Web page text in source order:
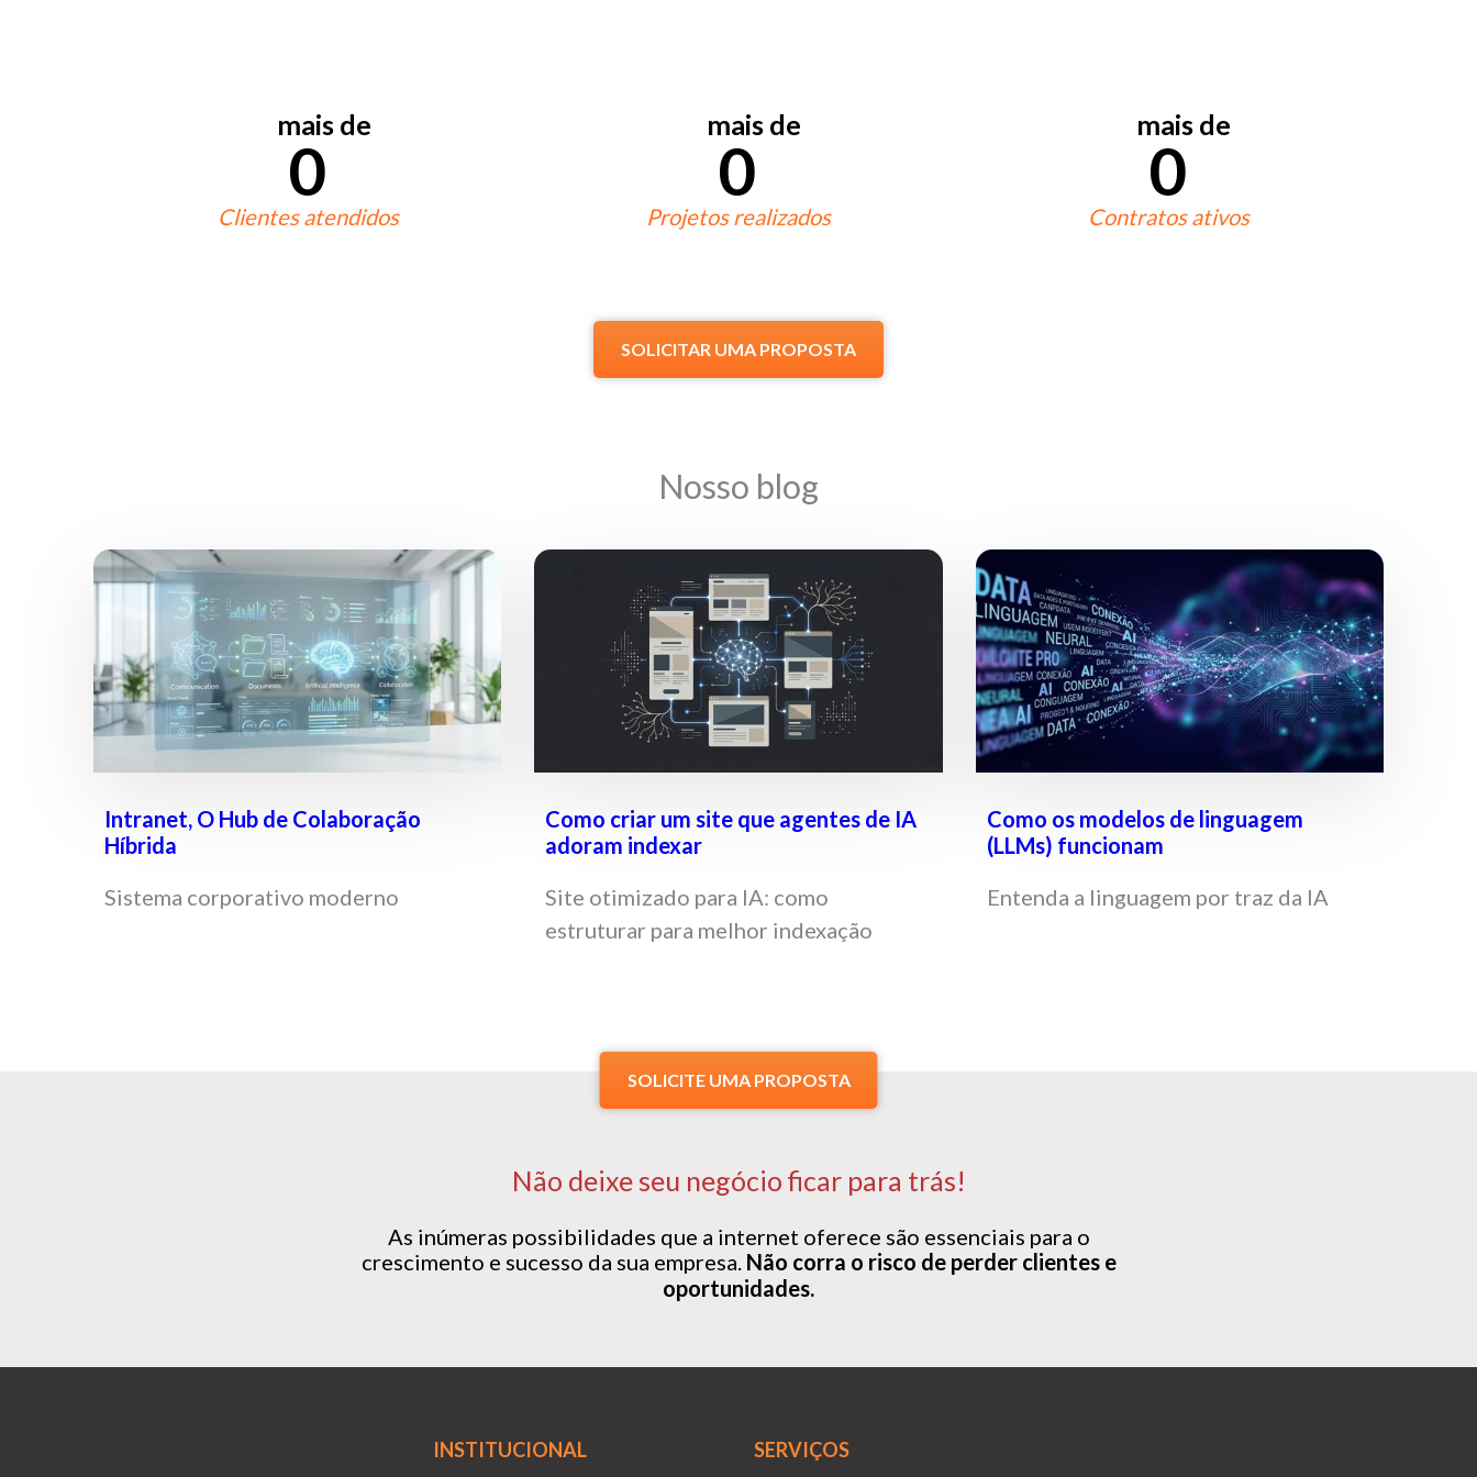
mais de
0
Clientes atendidos
mais de
0
Projetos realizados
mais de
0
Contratos ativos
SOLICITAR UMA PROPOSTA
Nosso blog
Intranet, O Hub de Colaboração
Híbrida
Sistema corporativo moderno
Como criar um site que agentes de IA
adoram indexar
Site otimizado para IA: como
estruturar para melhor indexação
Como os modelos de linguagem
(LLMs) funcionam
Entenda a linguagem por traz da IA
SOLICITE UMA PROPOSTA
Não deixe seu negócio ficar para trás!
As inúmeras possibilidades que a internet oferece são essenciais para o
crescimento e sucesso da sua empresa. Não corra o risco de perder clientes e
oportunidades.
INSTITUCIONAL SERVIÇOS